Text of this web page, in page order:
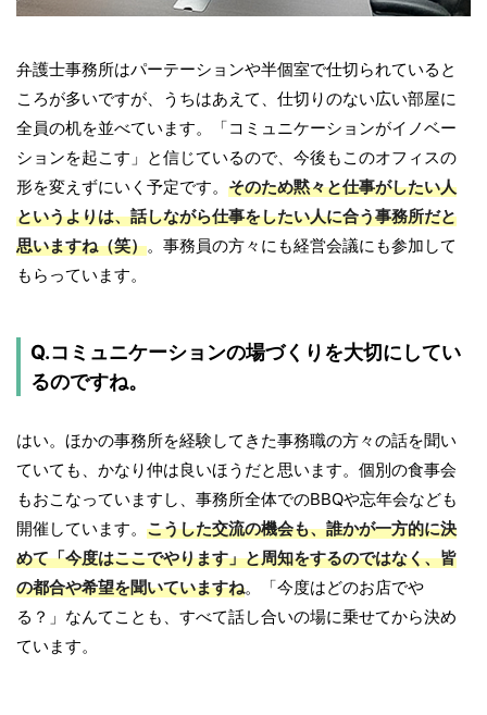
弁護士事務所はパーテーションや半個室で仕切られていると
ころが多いですが、うちはあえて、仕切りのない広い部屋に
全員の机を並べています。「コミュニケーションがイノベー
ションを起こす」と信じているので、今後もこのオフィスの
形を変えずにいく予定です。 そのため黙々と仕事がしたい人
というよりは、話しながら仕事をしたい人に合う事務所だと
思いますね（笑）。事務員の方々にも経営会議にも参加して
もらっています。
Q.コミュニケーションの場づくりを大切にしてい
るのですね。
はい。ほかの事務所を経験してきた事務職の方々の話を聞い
ていても、かなり仲は良いほうだと思います。個別の食事会
もおこなっていますし、事務所全体でのBBQや忘年会なども
開催しています。 こうした交流の機会も、誰かが一方的に決
めて「今度はここでやります」と周知をするのではなく、皆
の都合や希望を聞いていますね。「今度はどのお店でや
る？」なんてことも、すべて話し合いの場に乗せてから決め
ています。